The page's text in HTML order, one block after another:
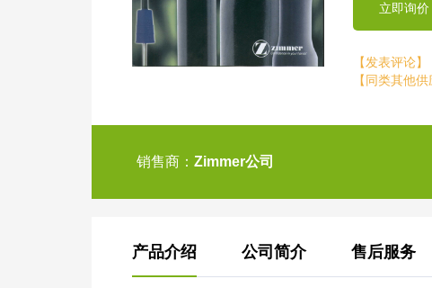
立即询价
【发表评论】
【同类其他供
销售商： Zimmer公司
产品介绍 公司简介 售后服务